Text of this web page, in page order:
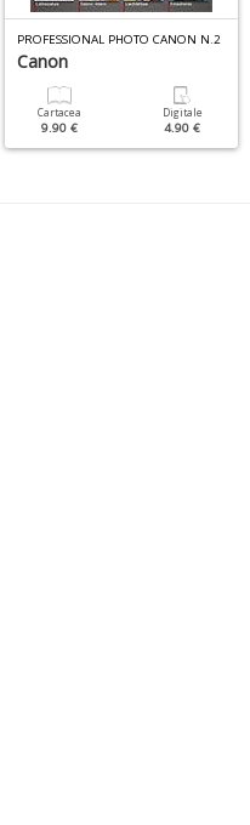
PROFESSIONAL PHOTO CANON N.2
Canon
Cartacea
9.90 €
Digitale
4.90 €